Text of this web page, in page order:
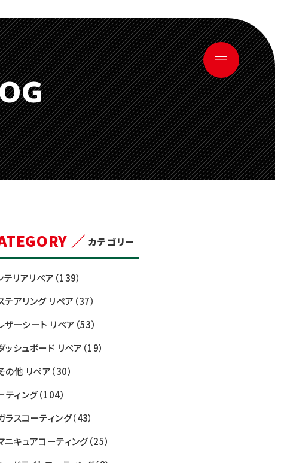
／ カテゴリー
テリアリペア （139）
テアリング リペア （37）
ザーシート リペア （53）
ッシュボード リペア （19）
の他 リペア（30）
ティング（104）
ラスコーティング（43）
ニキュアコーティング（25）